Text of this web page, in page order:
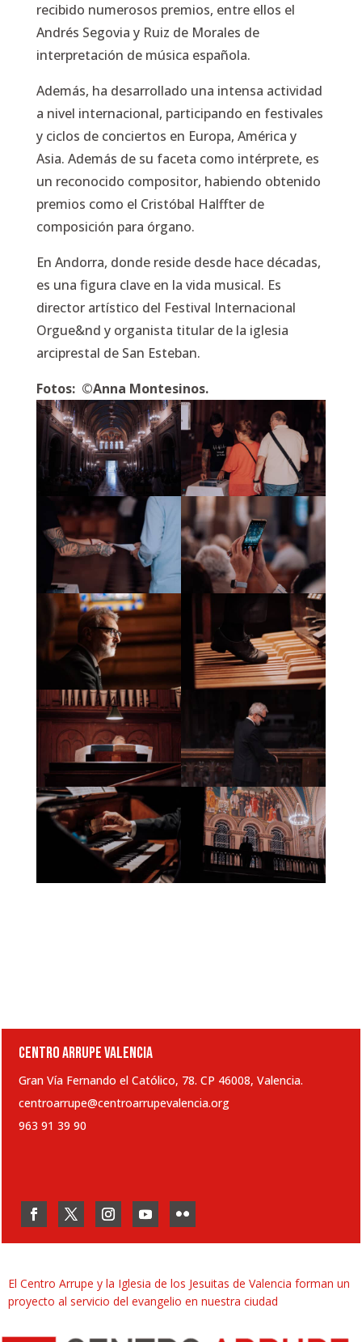
recibido numerosos premios, entre ellos el
Andrés Segovia y Ruiz de Morales de
interpretación de música española.
Además, ha desarrollado una intensa actividad
a nivel internacional, participando en festivales
y ciclos de conciertos en Europa, América y
Asia. Además de su faceta como intérprete, es
un reconocido compositor, habiendo obtenido
premios como el Cristóbal Halffter de
composición para órgano.
En Andorra, donde reside desde hace décadas,
es una figura clave en la vida musical. Es
director artístico del Festival Internacional
Orgue&nd y organista titular de la iglesia
arciprestal de San Esteban.
Fotos: ©Anna Montesinos.
CENTRO ARRUPE VALENCIA
Gran Vía Fernando el Católico, 78. CP 46008, Valencia.
centroarrupe@centroarrupevalencia.org
963 91 39 90
El Centro Arrupe y la Iglesia de los Jesuitas de Valencia forman un
proyecto al servicio del evangelio en nuestra ciudad